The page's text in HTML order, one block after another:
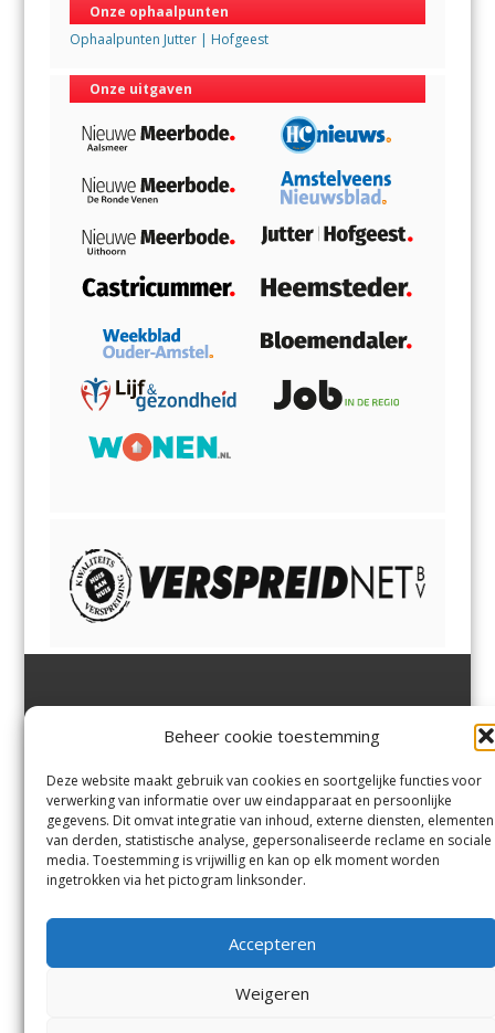
Beheer cookie toestemming
Deze website maakt gebruik van cookies en soortgelijke functies voor
verwerking van informatie over uw eindapparaat en persoonlijke
gegevens. Dit omvat integratie van inhoud, externe diensten, elementen
van derden, statistische analyse, gepersonaliseerde reclame en sociale
media. Toestemming is vrijwillig en kan op elk moment worden
ingetrokken via het pictogram linksonder.
Accepteren
Weigeren
Onze ophaalpunten
Ophaalpunten Jutter | Hofgeest
Onze uitgaven
Margadantstraat 34
0255-533900
info@jutter.nlofinfo@hofgee
st.nl
Velserbroek,Velsen-Zuid,
Zuid,Driehuisen
Spaarnwoude.
Contact
Andere uitgaven
Voorwaarden